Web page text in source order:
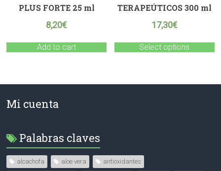
PLUS FORTE 25 ml
8,20€
Add to cart
TERAPEÚTICOS 300 ml
17,30€
Select options
Mi cuenta
Palabras claves
alcachofa aloe vera antioxidantes